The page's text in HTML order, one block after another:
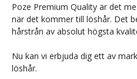
Poze Premium Quality är det
när det kommer till löshår. Det
hårstrån av absolut högsta
Nu kan vi erbjuda dig ett av
löshår.